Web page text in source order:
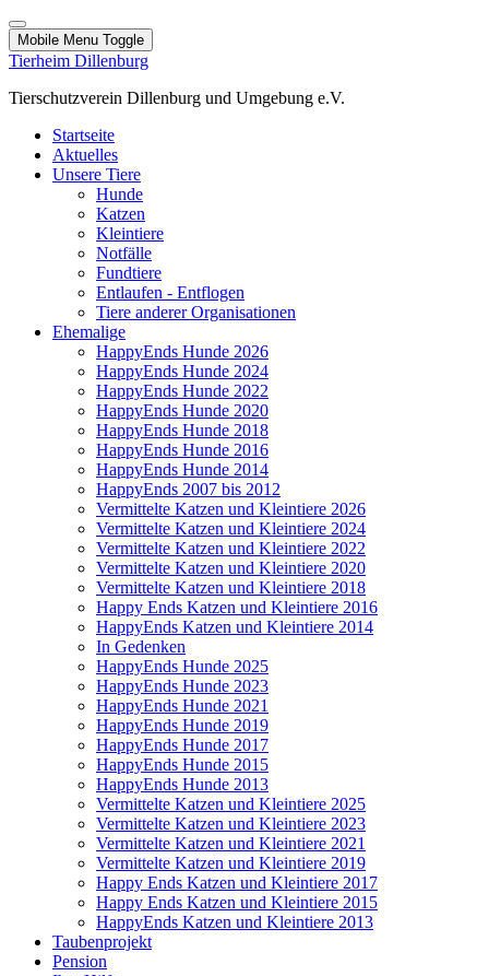
Mobile Menu Toggle
Tierheim Dillenburg
Tierschutzverein Dillenburg und Umgebung e.V.
Startseite
Aktuelles
Unsere Tiere
Hunde
Katzen
Kleintiere
Notfälle
Fundtiere
Entlaufen - Entflogen
Tiere anderer Organisationen
Ehemalige
HappyEnds Hunde 2026
HappyEnds Hunde 2024
HappyEnds Hunde 2022
HappyEnds Hunde 2020
HappyEnds Hunde 2018
HappyEnds Hunde 2016
HappyEnds Hunde 2014
HappyEnds 2007 bis 2012
Vermittelte Katzen und Kleintiere 2026
Vermittelte Katzen und Kleintiere 2024
Vermittelte Katzen und Kleintiere 2022
Vermittelte Katzen und Kleintiere 2020
Vermittelte Katzen und Kleintiere 2018
Happy Ends Katzen und Kleintiere 2016
HappyEnds Katzen und Kleintiere 2014
In Gedenken
HappyEnds Hunde 2025
HappyEnds Hunde 2023
HappyEnds Hunde 2021
HappyEnds Hunde 2019
HappyEnds Hunde 2017
HappyEnds Hunde 2015
HappyEnds Hunde 2013
Vermittelte Katzen und Kleintiere 2025
Vermittelte Katzen und Kleintiere 2023
Vermittelte Katzen und Kleintiere 2021
Vermittelte Katzen und Kleintiere 2019
Happy Ends Katzen und Kleintiere 2017
Happy Ends Katzen und Kleintiere 2015
HappyEnds Katzen und Kleintiere 2013
Taubenprojekt
Pension